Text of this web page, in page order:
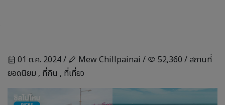
calendar_month 01 ต.ค. 2024 / stylus Mew Chillpainai / visibility 52,360 /สถานที่
ยอดนิยม , ที่กิน , ที่เที่ยว